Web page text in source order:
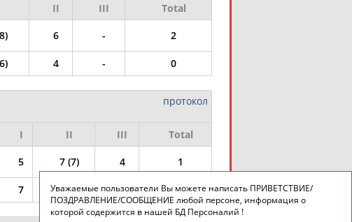
II III Total
6 - 2
4 - 0
протокол
I
II III Total
5 7 (7) 4 1
7 6 (4) 6 2
Уважаемые пользователи Вы можете написать ПРИВЕТСТВИЕ/
ПОЗДРАВЛЕНИЕ/СООБЩЕНИЕ любой персоне, информация о
которой содержится в нашей БД Персоналий !